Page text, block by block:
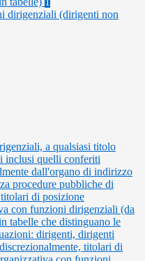
dirigenziali (dirigenti non
a qualsiasi titolo
inclusi quelli conferiti
dall'organo di indirizzo
procedure pubbliche di
di posizione
con funzioni dirigenziali (da
tabelle che distinguano le
dirigenti, dirigenti
titolari di